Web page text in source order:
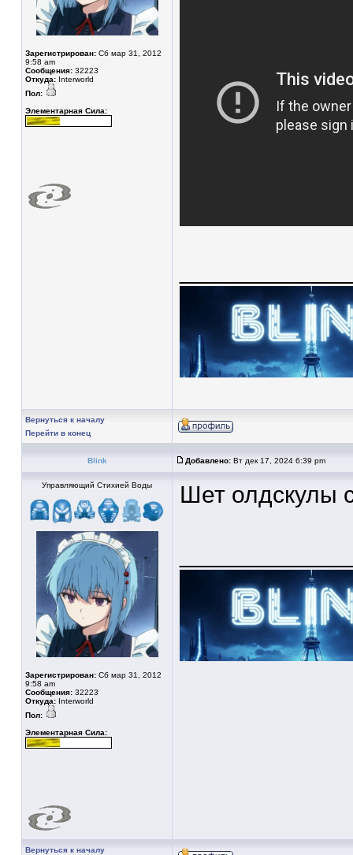
Зарегистрирован: Сб мар 31, 2012
9:58 am
Сообщения: 32223
Откуда: Interworld
Пол:
Элементарная Сила:
Вернуться к началу
Перейти в конец
Blink Добавлено: Вт дек 17, 2024 6:39 pm
Управляющий Стихией Воды
Зарегистрирован: Сб мар 31, 2012
9:58 am
Сообщения: 32223
Откуда: Interworld
Пол:
Элементарная Сила:
Шет олдскулы
Вернуться к началу